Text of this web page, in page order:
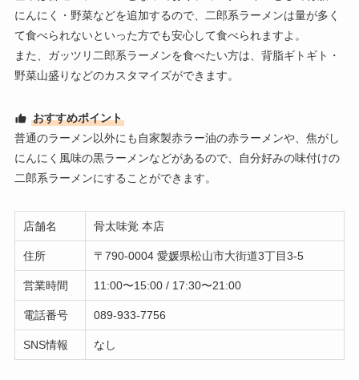
にんにく・野菜などを追加するので、二郎系ラーメンは量が多く
て食べられないといった方でも安心して食べられますよ。
また、ガッツリ二郎系ラーメンを食べたい方は、背脂ギトギト・
野菜山盛りなどのカスタマイズができます。
おすすめポイント
普通のラーメン以外にも自家製赤ラー油の赤ラーメンや、焦がし
にんにく風味の黒ラーメンなどがあるので、自分好みの味付けの
二郎系ラーメンにすることができます。
店舗名 骨太味覚 本店
住所 〒790-0004 愛媛県松山市大街道3丁目3-5
営業時間 11:00〜15:00 / 17:30〜21:00
電話番号 089-933-7756
SNS情報 なし